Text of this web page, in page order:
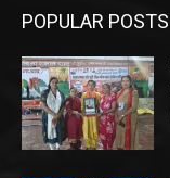
POPULAR POSTS